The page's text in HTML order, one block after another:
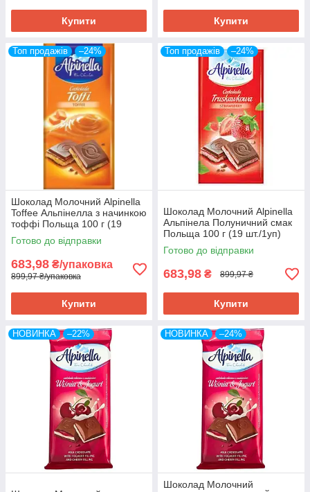
Купити Купити
Топ продажів –24%
Шоколад Молочний Alpinella
Toffee Альпінелла з начинкою
тоффі Польща 100 г (19
шт/1уп)
Готово до відправки
683,98 ₴/упаковка
899,97 ₴/упаковка
Купити
Топ продажів –24%
Шоколад Молочний Alpinella
Альпінела Полуничний смак
Польща 100 г (19 шт./1уп)
Готово до відправки
683,98 ₴ 899,97 ₴
Купити
НОВИНКА –22% НОВИНКА –24%
Шоколад Молочний